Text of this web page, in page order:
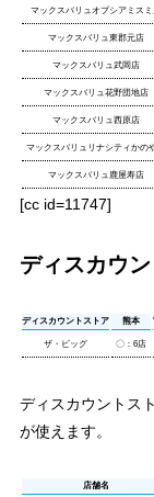
マックスバリュオプシアミスミ
マックスバリュ東郡元店
マックスバリュ武岡店
マックスバリュ花野団地店
マックスバリュ西原店
マックスバリュリナシティかの
マックスバリュ鹿屋寿店
[cc id=11747]
ディスカウ
ディスカウントストア 熊本
ザ・ビッグ 〇：6店
ディスカウントス
が使えます。
店舗名